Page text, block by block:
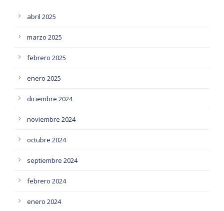
abril 2025
marzo 2025
febrero 2025
enero 2025
diciembre 2024
noviembre 2024
octubre 2024
septiembre 2024
febrero 2024
enero 2024